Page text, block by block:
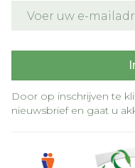
Door op inschrijven te
nieuwsbrief en gaat u